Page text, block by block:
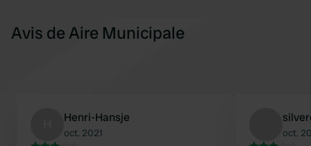
Avis de Aire Municipale
Henri-Hansje
oct. 2021 oct.